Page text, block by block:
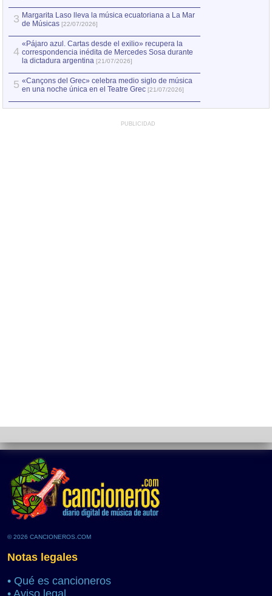
3 Margarita Laso lleva la música ecuatoriana a La Mar
de Músicas [22/07/2026]
4
«Pájaro azul. Cartas desde el exilio» recupera la
correspondencia inédita de Mercedes Sosa durante
la dictadura argentina [21/07/2026]
5 «Cançons del Grec» celebra medio siglo de música
en una noche única en el Teatre Grec [21/07/2026]
PUBLICIDAD
© 2026 CANCIONEROS.COM
Notas legales
• Qué es cancioneros
• Aviso legal